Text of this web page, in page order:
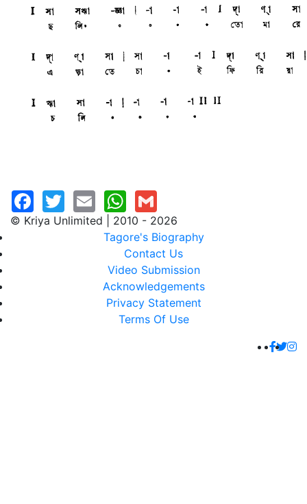
© Kriya Unlimited | 2010 - 2026
Tagore's Biography
Contact Us
Video Submission
Acknowledgements
Privacy Statement
Terms Of Use